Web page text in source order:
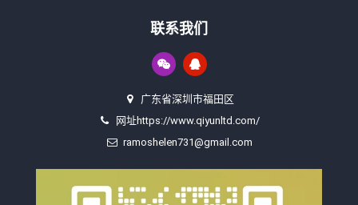
联系我们
广东省深圳市福田区
网址https://www.qiyunltd.com/
ramoshelen731@gmail.com